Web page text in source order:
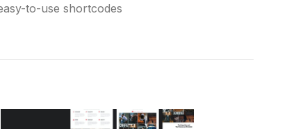
to-use shortcodes